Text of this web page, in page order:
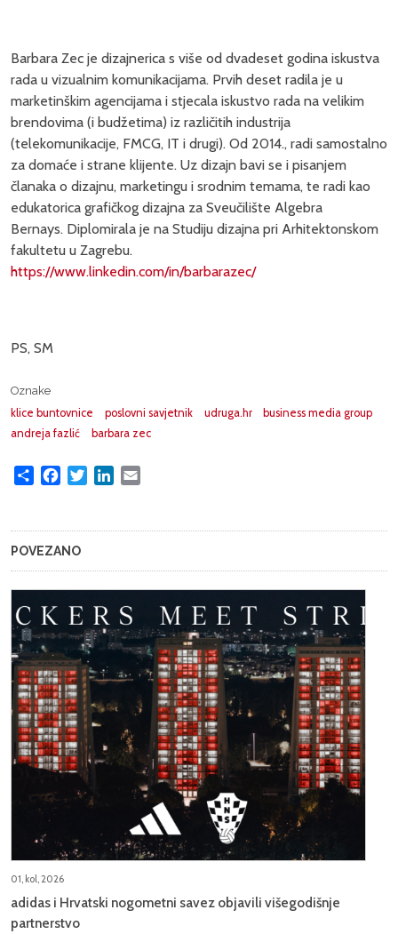
Barbara Zec je dizajnerica s više od dvadeset godina iskustva
rada u vizualnim komunikacijama. Prvih deset radila je u
marketinškim agencijama i stjecala iskustvo rada na velikim
brendovima (i budžetima) iz različitih industrija
(telekomunikacije, FMCG, IT i drugi). Od 2014., radi samostalno
za domaće i strane klijente. Uz dizajn bavi se i pisanjem
članaka o dizajnu, marketingu i srodnim temama, te radi kao
edukatorica grafičkog dizajna za Sveučilište Algebra
Bernays. Diplomirala je na Studiju dizajna pri Arhitektonskom
fakultetu u Zagrebu.
https://www.linkedin.com/in/barbarazec/
PS, SM
Oznake
klice buntovnice
poslovni savjetnik udruga.hr
business media group
andreja fazlić
barbara zec
Share FacebookTwitterLinkedIn
POVEZANO
01, kol, 2026
adidas i Hrvatski nogometni savez objavili višegodišnje
partnerstvo